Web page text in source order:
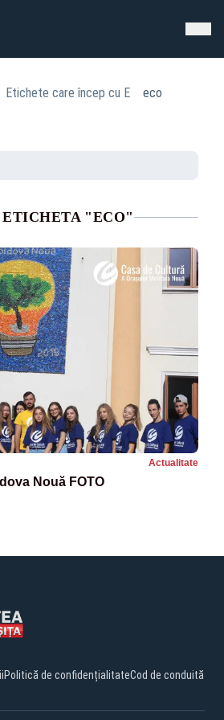
Etichete care încep cu E eco
"ECO"
Actualitate
Nouă FOTO
Politică de confidențialitateCod de conduită